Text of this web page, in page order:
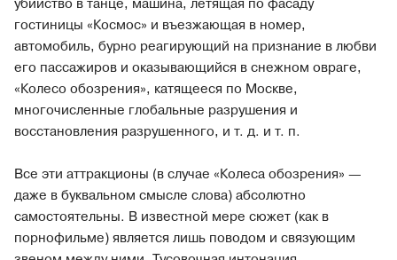
убийство в танце, машина, летящая по фасаду
гостиницы «Космос» и въезжающая в номер,
автомобиль, бурно реагирующий на признание в любви
его пассажиров и оказывающийся в снежном овраге,
«Колесо обозрения», катящееся по Москве,
многочисленные глобальные разрушения и
восстановления разрушенного, и т. д. и т. п.
Все эти аттракционы (в случае «Колеса обозрения» —
даже в буквальном смысле слова) абсолютно
самостоятельны. В известной мере сюжет (как в
порнофильме) является лишь поводом и связующим